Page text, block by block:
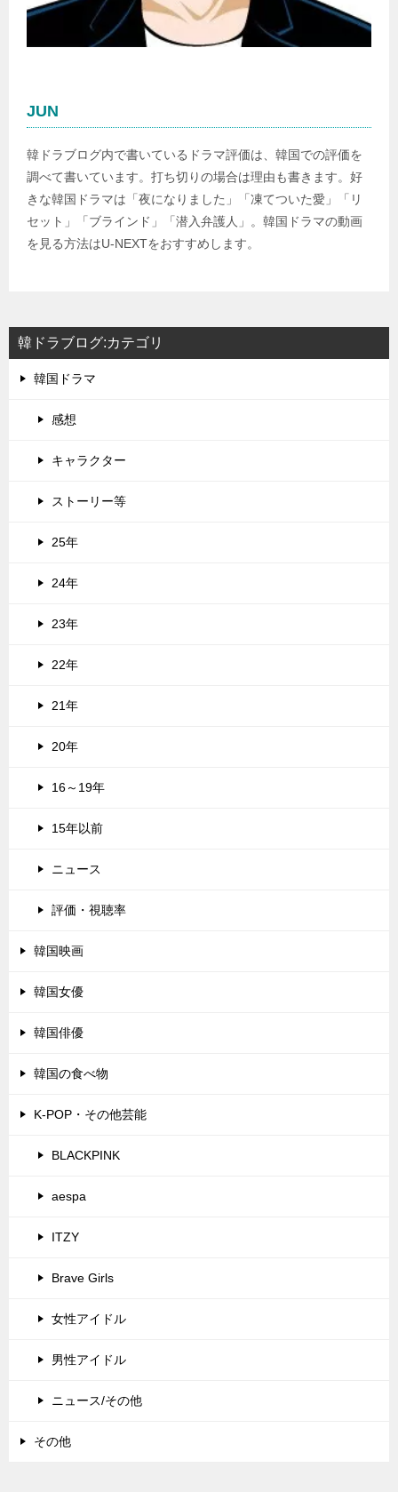
JUN
韓ドラブログ内で書いているドラマ評価は、韓国での評価を
調べて書いています。打ち切りの場合は理由も書きます。好
きな韓国ドラマは「夜になりました」「凍てついた愛」「リ
セット」「ブラインド」「潜入弁護人」。韓国ドラマの動画
を見る方法はU-NEXTをおすすめします。
韓ドラブログ:カテゴリ
韓国ドラマ
感想
キャラクター
ストーリー等
25年
24年
23年
22年
21年
20年
16～19年
15年以前
ニュース
評価・視聴率
韓国映画
韓国女優
韓国俳優
韓国の食べ物
K-POP・その他芸能
BLACKPINK
aespa
ITZY
Brave Girls
女性アイドル
男性アイドル
ニュース/その他
その他